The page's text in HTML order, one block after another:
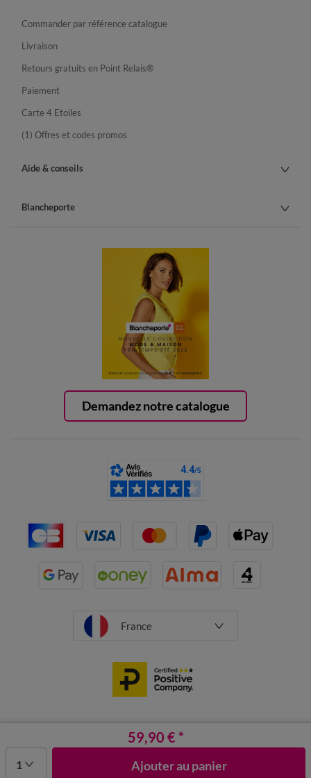
59,90 € *
1 Ajouter au panier
Demandez notre catalogue
Commander par référence catalogue
Livraison
Retours gratuits en Point Relais®
Paiement
Carte 4 Etoiles
(1) Offres et codes promos
Aide & conseils
Blancheporte
France
Données personnelles